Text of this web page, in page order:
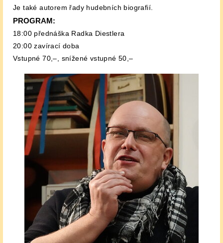
Je také autorem řady hudebních biografií.
PROGRAM:
18:00 přednáška Radka Diestlera
20:00 zavírací doba
Vstupné 70,–, snížené vstupné 50,–